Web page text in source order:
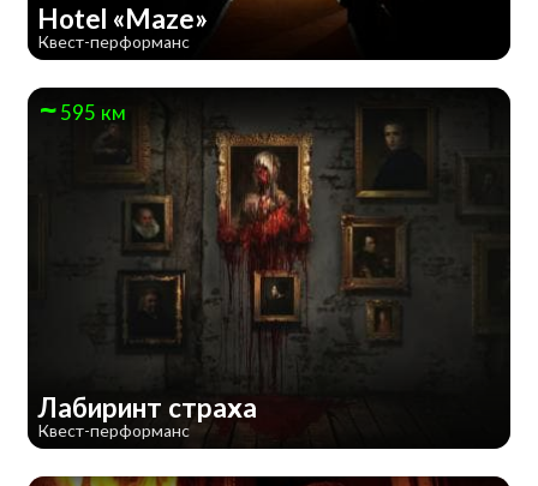
Hotel «Maze»
Квест-перформанс
595 км
Лабиринт страха
Квест-перформанс